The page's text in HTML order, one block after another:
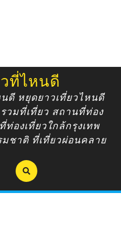
ที่ไหนดี
ดี หยุดยาวเที่ยวไหนดี
วมที่เที่ยว สถานที่ท่อง
องเที่ยวใกล้กรุงเทพ
ชาติ ที่เที่ยวผ่อนคลาย